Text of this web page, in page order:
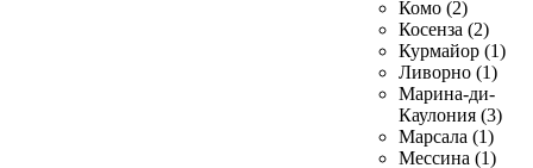
Комо (2)
Косенза (2)
Курмайор (1)
Ливорно (1)
Марина-ди-
Каулония (3)
Марсала (1)
Мессина (1)